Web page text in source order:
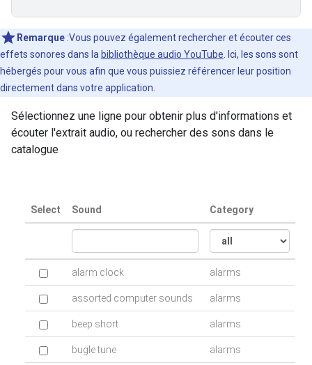
Remarque :Vous pouvez également rechercher et écouter ces
effets sonores dans la bibliothèque audio YouTube . Ici, les sons sont
hébergés pour vous afin que vous puissiez référencer leur position
directement dans votre application.
Sélectionnez une ligne pour obtenir plus d'informations et
écouter l'extrait audio, ou rechercher des sons dans le
catalogue